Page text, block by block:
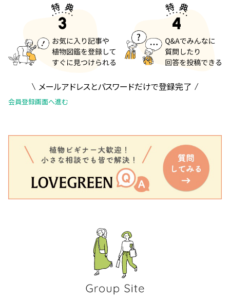
メールアドレスとパスワードだけで登録完了
会員登録画面へ進む